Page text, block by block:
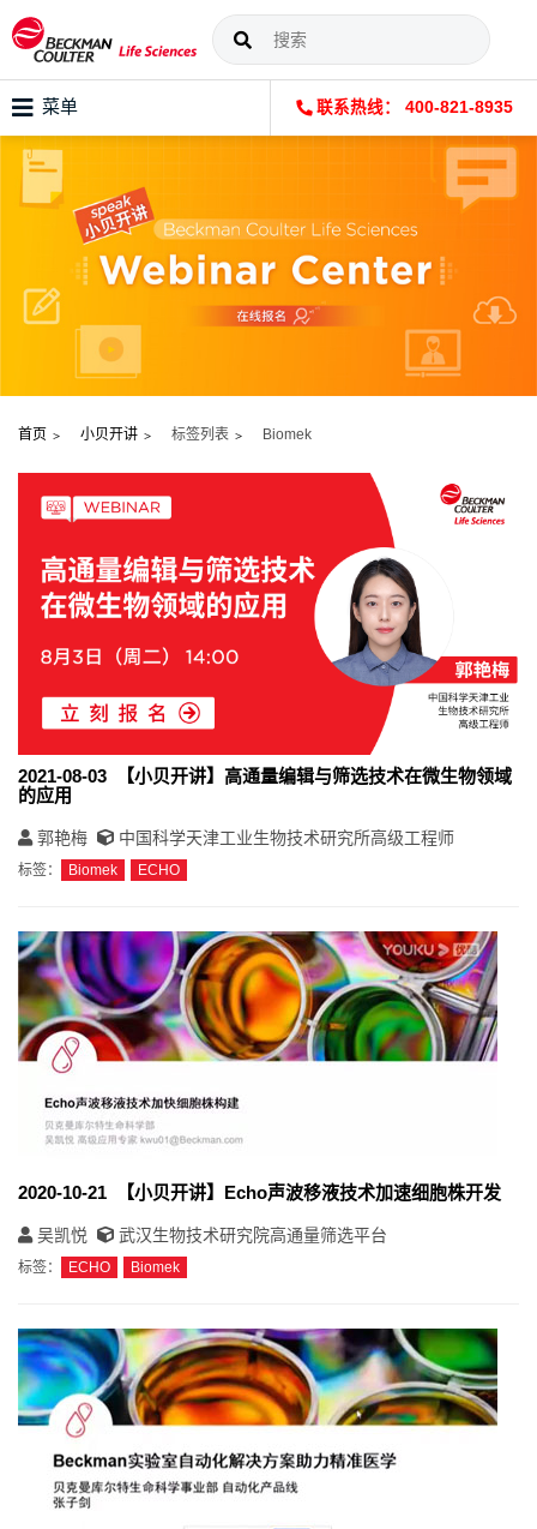
菜单 联系热线： 400-821-8935
首页 小贝开讲 标签列表 Biomek
2021-08-03 【小贝开讲】高通量编辑与筛选技术在微生物领域
的应用
郭艳梅 中国科学天津工业生物技术研究所高级工程师
标签： Biomek ECHO
2020-10-21 【小贝开讲】Echo声波移液技术加速细胞株开发
吴凯悦 武汉生物技术研究院高通量筛选平台
标签： ECHO Biomek